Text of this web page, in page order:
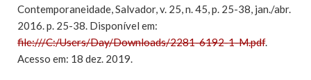
Contemporaneidade, Salvador, v. 25, n. 45, p. 25-38, jan./abr.
2016. p. 25-38. Disponível em:
file:///C:/Users/Day/Downloads/2281-6192-1-M.pdf.
Acesso em: 18 dez. 2019.